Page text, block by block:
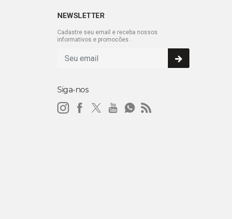
NEWSLETTER
Cadastre seu email e receba nossos
informativos e promocões .
Siga-nos